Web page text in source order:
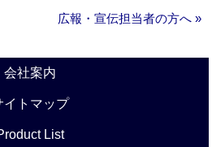
広報・宣伝担当者の方へ »
会社案内
イトマップ
List